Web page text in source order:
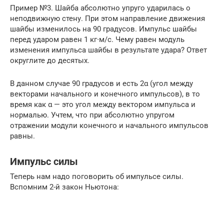
Пример №3. Шайба абсолютно упруго ударилась о
неподвижную стену. При этом направление движения
шайбы изменилось на 90 градусов. Импульс шайбы
перед ударом равен 1 кг∙м/с. Чему равен модуль
изменения импульса шайбы в результате удара? Ответ
округлите до десятых.
В данном случае 90 градусов и есть 2α (угол между
векторами начального и конечного импульсов), в то
время как α — это угол между вектором импульса и
нормалью. Учтем, что при абсолютно упругом
отражении модули конечного и начального импульсов
равны.
Импульс силы
Теперь нам надо поговорить об импульсе силы.
Вспомним 2-й закон Ньютона: